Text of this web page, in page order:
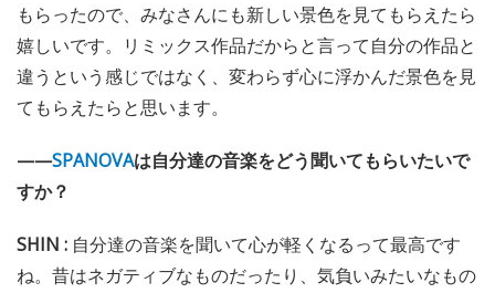
もらったので、みなさんにも新しい景色を見てもらえたら
嬉しいです。リミックス作品だからと言って自分の作品と
違うという感じではなく、変わらず心に浮かんだ景色を見
てもらえたらと思います。
——SPANOVAは自分達の音楽をどう聞いてもらいたいで
すか？
SHIN : 自分達の音楽を聞いて心が軽くなるって最高です
ね。昔はネガティブなものだったり、気負いみたいなもの